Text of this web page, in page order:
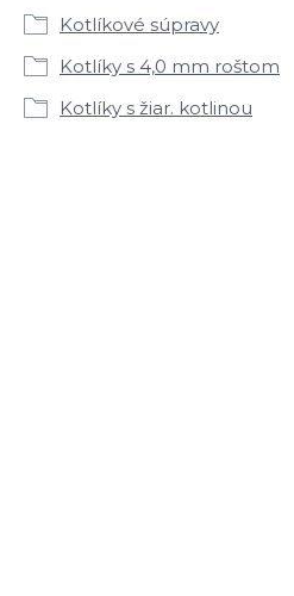
Kotlíkové súpravy
Kotlíky s 4,0 mm roštom
Kotlíky s žiar. kotlinou